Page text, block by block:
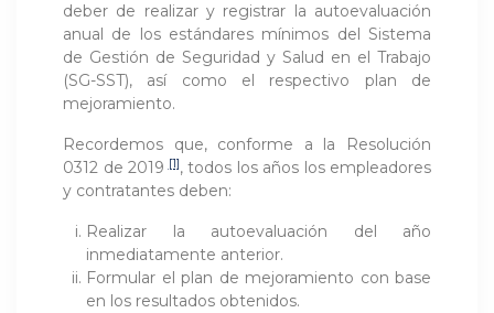
deber de realizar y registrar la autoevaluación
anual de los estándares mínimos del Sistema
de Gestión de Seguridad y Salud en el Trabajo
(SG-SST), así como el respectivo plan de
mejoramiento.
Recordemos que, conforme a la Resolución
0312 de 2019 [1], todos los años los empleadores
y contratantes deben:
Realizar la autoevaluación del año
inmediatamente anterior.
Formular el plan de mejoramiento con base
en los resultados obtenidos.